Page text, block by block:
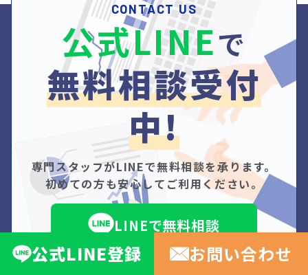
CONTACT US
公式LINEで
無料相談受付
中!
専門スタッフがLINEで無料相談を承ります。
初めての方も安心してご利用ください。
LINEで無料相談
公式LINE登録 お問い合わせ